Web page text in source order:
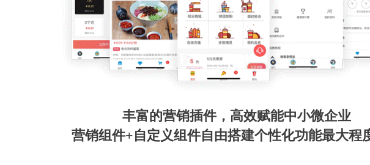
丰富的营销插件，高效赋能中小微企业
营销组件+自定义组件自由搭建个性化功能最大程